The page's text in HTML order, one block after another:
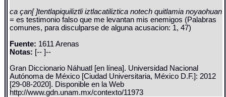
ca çan[ ]tentlapiquiliztli iztlacatiliztica notech quitlamia noyaohuan
= es testimonio falso que me levantan mis enemigos (Palabras
comunes, para disculparse de alguna acusacion: 1, 47)
Fuente: 1611 Arenas
Notas: [-- ]--
Gran Diccionario Náhuatl [en línea]. Universidad Nacional
Autónoma de México [Ciudad Universitaria, México D.F.]: 2012
[29-08-2020]. Disponible en la Web
http://www.gdn.unam.mx/contexto/11973